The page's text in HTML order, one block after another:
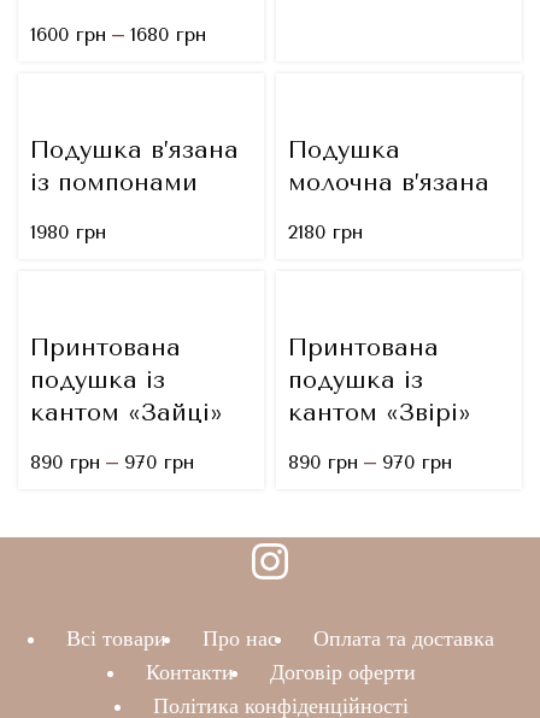
1600 грн – 1680 грн
Подушка в’язана
із помпонами
1980 грн
Подушка
молочна в’язана
2180 грн
Принтована
подушка із
кантом «Зайці»
890 грн – 970 грн
Принтована
подушка із
кантом «Звірі»
890 грн – 970 грн
Всі товари Про нас
Оплата та доставка
Контакти
Договір оферти
Політика конфіденційності